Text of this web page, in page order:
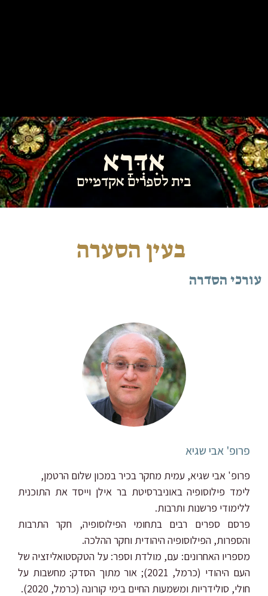
אִדְּרָא
בית לספרים אקדמיים
בעין הסערה
עורכי הסדרה
פרופ' אבי שגיא
פרופ' אבי שגיא, עמית מחקר בכיר במכון שלום הרטמן,
ללימודי פרשנות ותרבות.
והספרות, הפילוסופיה היהודית וחקר ההלכה.
חולי, סולידריות ומשמעות החיים בימי קורונה (כרמל, 2020).